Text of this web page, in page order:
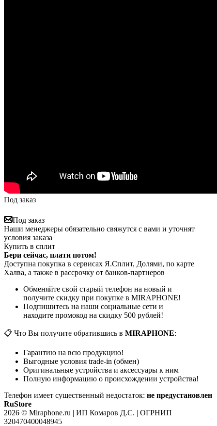
Под заказ
Под заказ
Наши менеджеры обязательно свяжутся с вами и уточнят
условия заказа
Купить в сплит
Бери сейчас, плати потом!
Доступна покупка в сервисах Я.Сплит, Долями, по карте
Халва, а также в рассрочку от банков-партнеров
Обменяйте свой старый телефон на новый и
получите скидку при покупке в MIRAPHONE!
Подпишитесь на наши социальные сети и
находите промокод на скидку 500 рублей!
📋 Что Вы получите обратившись в MIRAPHONE:
Гарантию на всю продукцию!
Выгодные условия trade-in (обмен)
Оригинальные устройства и аксессуары к ним
Полную информацию о происхождении устройства!
Телефон имеет существенный недостаток: не предустановлен
RuStore
2026 © Miraphone.ru | ИП Комаров Д.С. | ОГРНИП
320470400048945